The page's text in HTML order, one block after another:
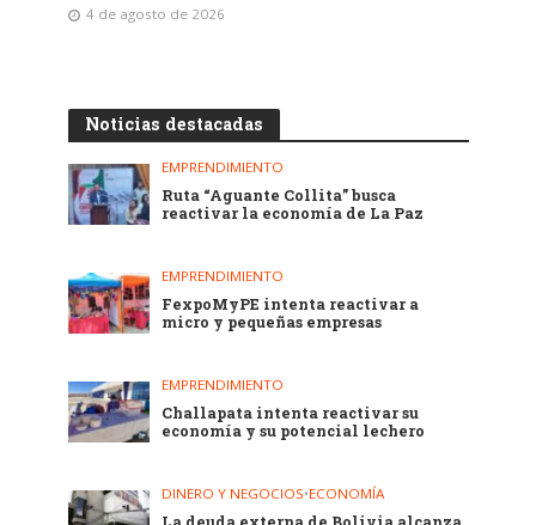
4 de agosto de 2026
Noticias destacadas
EMPRENDIMIENTO
Ruta “Aguante Collita” busca
reactivar la economía de La Paz
EMPRENDIMIENTO
FexpoMyPE intenta reactivar a
micro y pequeñas empresas
EMPRENDIMIENTO
Challapata intenta reactivar su
economía y su potencial lechero
DINERO Y NEGOCIOS•ECONOMÍA